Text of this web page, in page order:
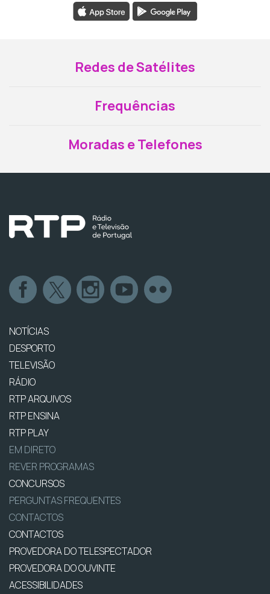
Redes de Satélites
Frequências
Moradas e Telefones
NOTÍCIAS
DESPORTO
TELEVISÃO
RÁDIO
RTP ARQUIVOS
RTP ENSINA
RTP PLAY
EM DIRETO
REVER PROGRAMAS
CONCURSOS
PERGUNTAS FREQUENTES
CONTACTOS
CONTACTOS
PROVEDORA DO TELESPECTADOR
PROVEDORA DO OUVINTE
ACESSIBILIDADES